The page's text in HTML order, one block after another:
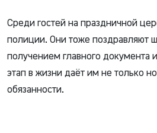
Среди гостей на праздничной
полиции. Они тоже поздравляют
получением главного документа
этап в жизни даёт им не только
обязанности.